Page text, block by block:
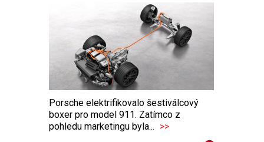
Porsche elektrifikovalo šestiválcový
boxer pro model 911. Zatímco z
pohledu marketingu byla... >>